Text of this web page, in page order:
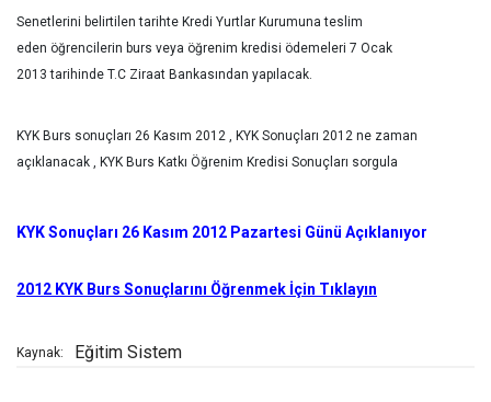
Senetlerini belirtilen tarihte Kredi Yurtlar Kurumuna teslim
eden öğrencilerin burs veya öğrenim kredisi ödemeleri 7 Ocak
2013 tarihinde T.C Ziraat Bankasından yapılacak.
KYK Burs sonuçları 26 Kasım 2012 , KYK Sonuçları 2012 ne zaman
açıklanacak , KYK Burs Katkı Öğrenim Kredisi Sonuçları sorgula
KYK Sonuçları 26 Kasım 2012 Pazartesi Günü Açıklanıyor
2012 KYK Burs Sonuçlarını Öğrenmek İçin Tıklayın
Kaynak: Eğitim Sistem